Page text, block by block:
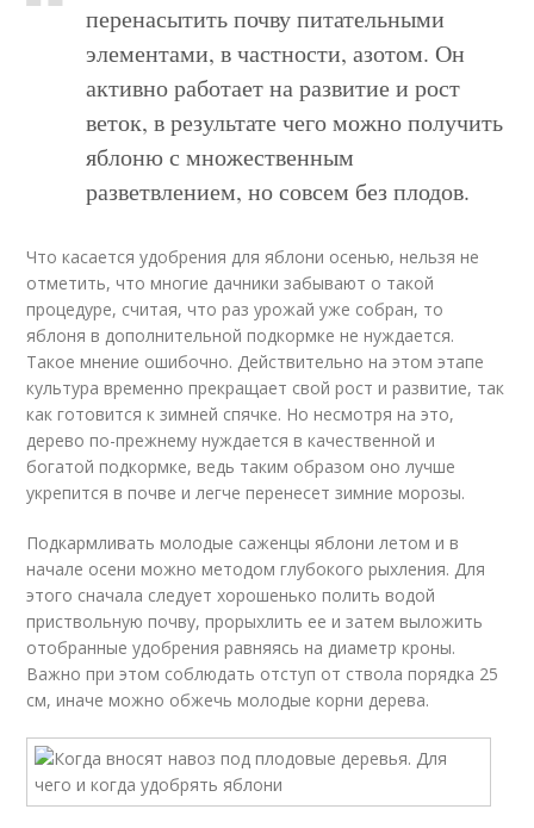
перенасытить почву питательными
элементами, в частности, азотом. Он
активно работает на развитие и рост
веток, в результате чего можно получить
яблоню с множественным
разветвлением, но совсем без плодов.
Что касается удобрения для яблони осенью, нельзя не
отметить, что многие дачники забывают о такой
процедуре, считая, что раз урожай уже собран, то
яблоня в дополнительной подкормке не нуждается.
Такое мнение ошибочно. Действительно на этом этапе
культура временно прекращает свой рост и развитие, так
как готовится к зимней спячке. Но несмотря на это,
дерево по-прежнему нуждается в качественной и
богатой подкормке, ведь таким образом оно лучше
укрепится в почве и легче перенесет зимние морозы.
Подкармливать молодые саженцы яблони летом и в
начале осени можно методом глубокого рыхления. Для
этого сначала следует хорошенько полить водой
приствольную почву, прорыхлить ее и затем выложить
отобранные удобрения равняясь на диаметр кроны.
Важно при этом соблюдать отступ от ствола порядка 25
см, иначе можно обжечь молодые корни дерева.